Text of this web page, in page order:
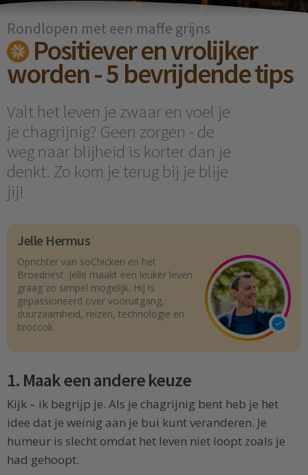
Rondlopen met een maffe grijns
Positiever en vrolijker
worden - 5 bevrijdende tips
Valt het leven je zwaar en voel je
je chagrijnig? Geen zorgen - de
weg naar blijheid is korter dan je
denkt. Zo kom je terug bij je blije
jij!
Jelle Hermus
Oprichter van soChicken en het
Broednest. Jelle maakt een leuker leven
graag zo simpel mogelijk. Hij is
gepassioneerd over vooruitgang,
duurzaamheid, reizen, technologie en
broccoli.
1. Maak een andere keuze
Kijk – ik begrijp je. Als je chagrijnig bent heb je het
idee dat je weinig aan je bui kunt veranderen. Je
humeur is slecht omdat het leven niet loopt zoals je
had gehoopt.